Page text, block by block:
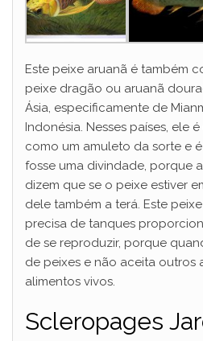
Este peixe aruanã é também
peixe dragão ou aruanã
Ásia, especificamente de
Indonésia. Nesses países, ele
como um amuleto da sorte e
fosse uma divindade, porque
dizem que se o peixe estiver
dele também a terá. Este
precisa de tanques
de se reproduzir, porque
de peixes e não aceita outros
alimentos vivos.
Scleropages